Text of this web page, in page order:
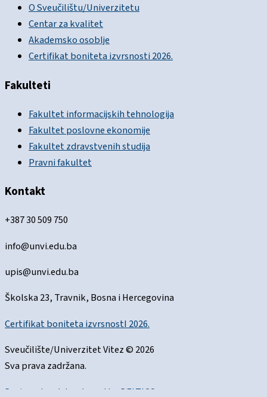
O Sveučilištu/Univerzitetu
Centar za kvalitet
Akademsko osoblje
Certifikat boniteta izvrsnosti 2026.
Fakulteti
Fakultet informacijskih tehnologija
Fakultet poslovne ekonomije
Fakultet zdravstvenih studija
Pravni fakultet
Kontakt
+387 30 509 750
info@unvi.edu.ba
upis@unvi.edu.ba
Školska 23, Travnik, Bosna i Hercegovina
Certifikat boniteta izvrsnostI 2026.
Sveučilište/Univerzitet Vitez © 2026
Sva prava zadržana.
Designed and developed by DELTICO